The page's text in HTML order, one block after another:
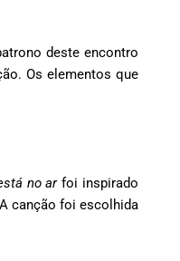
deste encontro
Os elementos que
no arfoi inspirado
canção foi escolhida